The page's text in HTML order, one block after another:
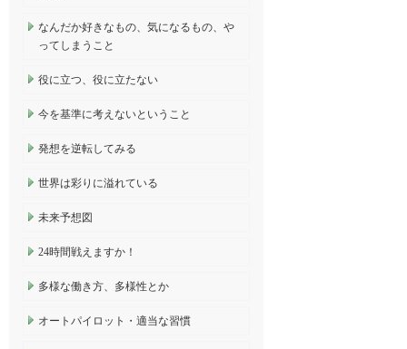
なんだか好きなもの、気になるもの、や
ってしまうこと
役に立つ、役に立たない
今を基準に考えないということ
発想を逆転してみる
世界は彩りに溢れている
未来予想図
24時間戦えますか！
多様な働き方、多様性とか
オートパイロット・適当な習慣